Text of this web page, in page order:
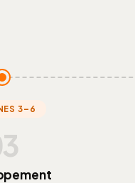
3–6